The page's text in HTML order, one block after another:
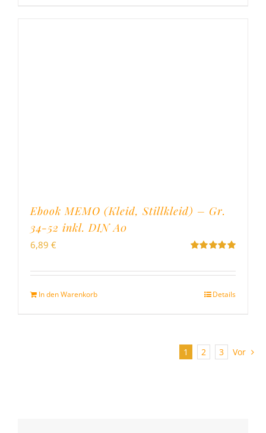
Ebook MEMO (Kleid, Stillkleid) – Gr.
34-52 inkl. DIN A0
5
6,89 €
In den Warenkorb Details
1 2 3 Vor